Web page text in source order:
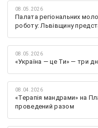
08.05.2026
Палата регіональних
роботу: Львівщину
08.05.2026
«Україна — це Ти» — три
08.04.2026
«Терапія мандрами» на
проведений разом